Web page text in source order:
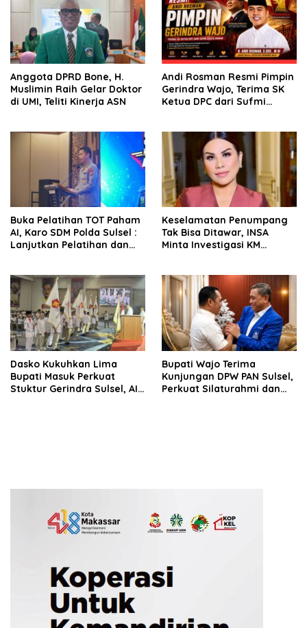
Anggota DPRD Bone, H.
Muslimin Raih Gelar Doktor
di UMI, Teliti Kinerja ASN
Andi Rosman Resmi Pimpin
Gerindra Wajo, Terima SK
Ketua DPC dari Sufmi
Buka Pelatihan TOT Paham
AI, Karo SDM Polda Sulsel :
Lanjutkan Pelatihan dan
Keselamatan Penumpang
Tak Bisa Ditawar, INSA
Minta Investigasi KM
Dasko Kukuhkan Lima
Bupati Masuk Perkuat
Stuktur Gerindra Sulsel, AIA
Bupati Wajo Terima
Kunjungan DPW PAN Sulsel,
Perkuat Silaturahmi dan